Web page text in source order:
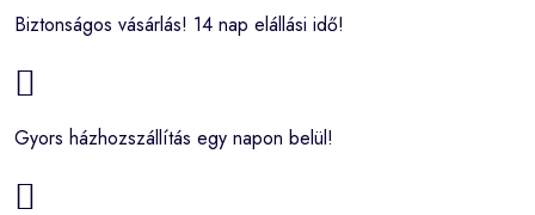
Biztonságos vásárlás! 14 nap elállási idő!
Gyors házhozszállítás egy napon belül!